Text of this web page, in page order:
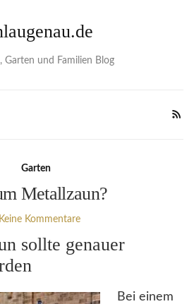
Garten und Familien Blog
Garten
Metallzaun?
Keine Kommentare
sollte genauer
Bei einem